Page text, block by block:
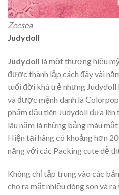
Zeesea
Judydoll
Judydoll là một thương hiệu
được thành lập cách đây vài
tuổi đời khá trẻ nhưng
và được mệnh danh là
phẩm đầu tiên Judydoll đưa
lâu năm là những bảng màu
Hiện tại hãng có khoảng hơn
năng với các Packing cute dễ
Không chỉ tập trung vào các
cho ra mắt nhiều dòng son và